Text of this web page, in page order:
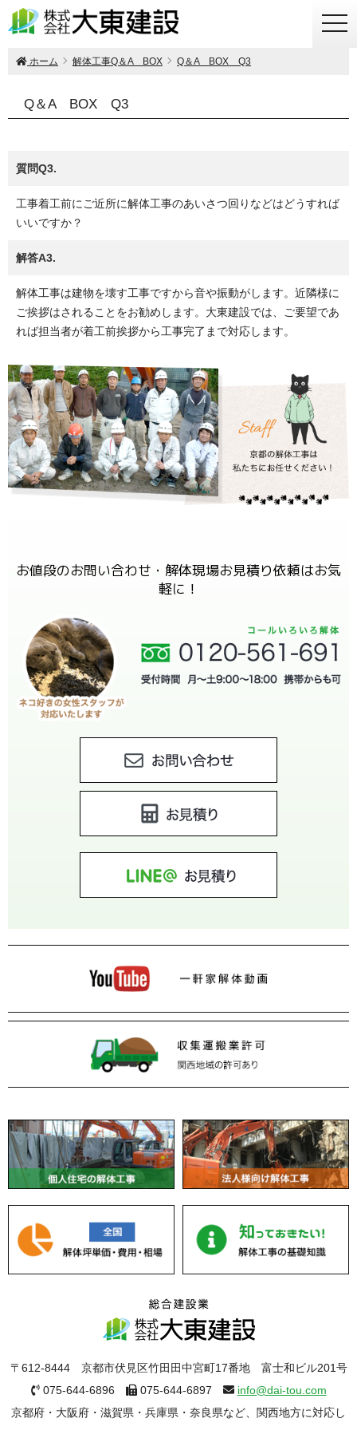
ホーム 解体工事Q＆A BOX Q＆A BOX Q3
Q＆A BOX Q3
質問Q3.
工事着工前にご近所に解体工事のあいさつ回りなどはどうすれば
いいですか？
解答A3.
解体工事は建物を壊す工事ですから音や振動がします。近隣様に
ご挨拶はされることをお勧めします。大東建設では、ご要望であ
れば担当者が着工前挨拶から工事完了まで対応します。
お値段のお問い合わせ・解体現場お見積り依頼はお気
軽に！
〒612-8444 京都市伏見区竹田田中宮町17番地 富士和ビル201号
075-644-6896
075-644-6897
info@dai-tou.com
京都府・大阪府・滋賀県・兵庫県・奈良県など、関西地方に対応し